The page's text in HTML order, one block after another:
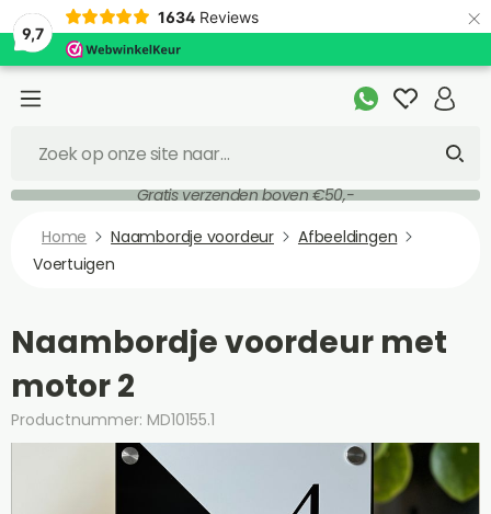
9,7
1634 Reviews ×
Gratis verzenden boven €50,-
Home
Naambordje voordeur
Afbeeldingen
Voertuigen
Naambordje voordeur met
motor 2
Productnummer: MD10155.1